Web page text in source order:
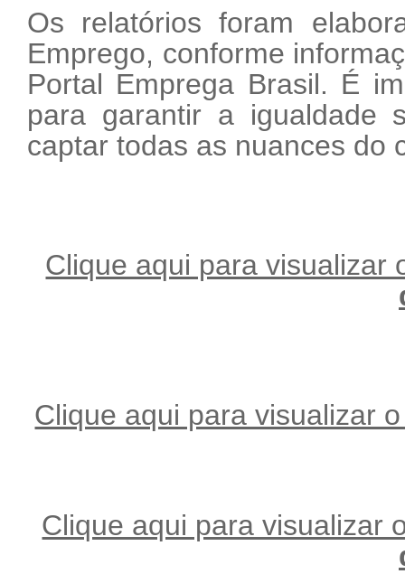
Os relatórios foram
Emprego, conforme
Portal Emprega Brasil. É
para garantir a igualdade
captar todas as nuances do
Clique aqui para visualizar
Clique aqui para visualizar
Clique aqui para visualizar